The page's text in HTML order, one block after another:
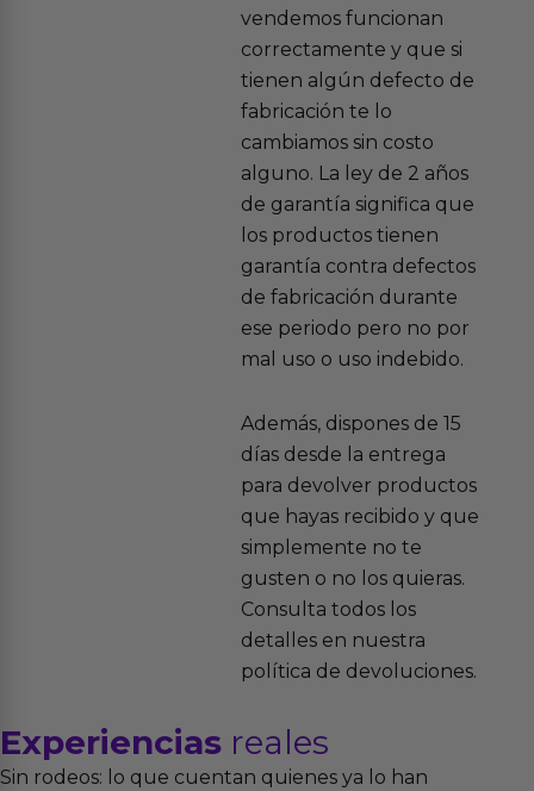
vendemos funcionan
correctamente y que si
tienen algún defecto de
fabricación te lo
cambiamos sin costo
alguno. La ley de 2 años
de garantía significa que
los productos tienen
garantía contra defectos
de fabricación durante
ese periodo pero no por
mal uso o uso indebido.
Además, dispones de 15
días desde la entrega
para devolver productos
que hayas recibido y que
simplemente no te
gusten o no los quieras.
Consulta todos los
detalles en nuestra
política de devoluciones.
Experiencias reales
Sin rodeos: lo que cuentan quienes ya lo han